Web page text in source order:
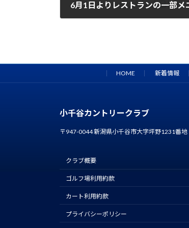
HOME 新着情報
小千谷カントリークラブ
〒947-0044 新潟県小千谷市大字坪野1231番地
クラブ概要
ゴルフ場利用約款
カート利用約款
プライバシーポリシー